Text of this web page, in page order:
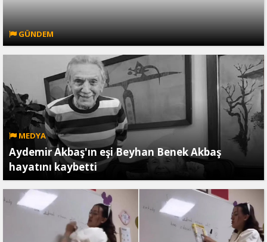
GÜNDEM
MEDYA
Aydemir Akbaş'ın eşi Beyhan Benek Akbaş
hayatını kaybetti